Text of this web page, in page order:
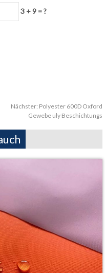
3 + 9 = ?
Nächster: Polyester 600D Oxford
Gewebe uly Beschichtungs